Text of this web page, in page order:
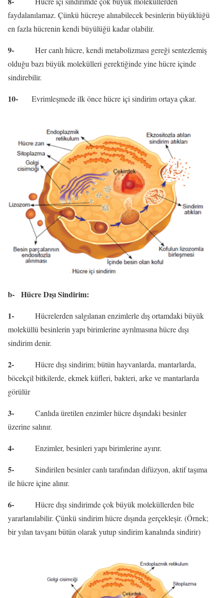
faydalanılamaz. Çünkü hücreye alınabilecek besinlerin büyüklüğü
en fazla hücrenin kendi büyülüğü kadar olabilir.
9-
Her canlı hücre, kendi metabolizması gereği sentezlemiş
olduğu bazı büyük molekülleri gerektiğinde yine hücre içinde
sindirebilir.
10- Evrimleşmede ilk önce hücre içi sindirim ortaya çıkar.
b- Hücre Dışı Sindirim:
1-
Hücrelerden salgılanan enzimlerle dış ortamdaki büyük
moleküllü besinlerin yapı birimlerine ayrılmasına hücre dışı
sindirim denir.
2-
Hücre dışı sindirim; bütün hayvanlarda, mantarlarda,
böcekçil bitkilerde, ekmek küfleri, bakteri, arke ve mantarlarda
görülür
3-
Canlıda üretilen enzimler hücre dışındaki besinler
üzerine salınır.
4- Enzimler, besinleri yapı birimlerine ayırır.
5-
Sindirilen besinler canlı tarafından difüzyon, aktif taşıma
ile hücre içine alınır.
6-
Hücre dışı sindirimde çok büyük moleküllerden bile
yararlanılabilir. Çünkü sindirim hücre dışında gerçekleşir. (Örnek;
bir yılan tavşanı bütün olarak yutup sindirim kanalında sindirir)